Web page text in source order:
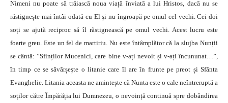
Nimeni nu poate să trăiască noua viață înviată a lui Hristos, dacă nu se
răstignește mai întâi odată cu El și nu îngroapă pe omul cel vechi. Cei doi
soți se ajută reciproc să îl răstignească pe omul vechi. Acest lucru este
foarte greu. Este un fel de martiriu. Nu este întâmplător că la slujba Nunții
se cântă: ”Sfinților Mucenici, care bine v-ați nevoit și v-ați încununat…”,
în timp ce se săvârșește o litanie care îl are în frunte pe preot și Sfânta
Evanghelie. Litania aceasta ne amintește că Nunta este o cale neîntreruptă a
soților către Împărăția lui Dumnezeu, o nevoință continuă spre dobândirea